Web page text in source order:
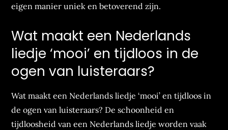
eigen manier uniek en betoverend zijn.
Wat maakt een Nederlands
liedje ‘mooi’ en tijdloos in de
ogen van luisteraars?
Wat maakt een Nederlands liedje ‘mooi’ en tijdloos in
de ogen van luisteraars? De schoonheid en
tijdloosheid van een Nederlands liedje worden vaak